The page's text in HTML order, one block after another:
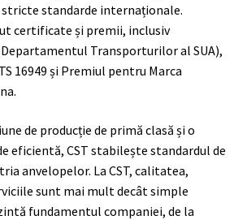
stricte standarde internaționale.
certificate și premii, inclusiv
Transporturilor al SUA),
16949 și Premiul pentru Marca
de producție de primă clasă și o
eficientă, CST stabilește standardul de
anvelopelor. La CST, calitatea,
sunt mai mult decât simple
fundamentul companiei, de la